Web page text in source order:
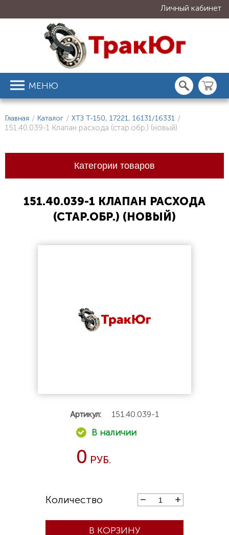
Личный кабинет
МЕНЮ
Главная / Каталог / ХТЗ Т-150, 17221, 16131/16331 /
151.40.039-1 Клапан расхода (стар.обр.) (новый)
Категории товаров
151.40.039-1 КЛАПАН РАСХОДА
(СТАР.ОБР.) (НОВЫЙ)
Артикул: 151.40.039-1
0
В КОРЗИНУ